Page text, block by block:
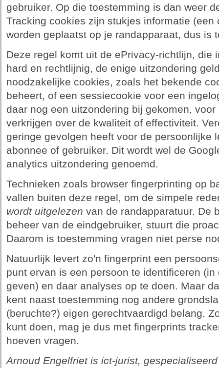
gebruiker. Op die toestemming is dan weer
Tracking cookies zijn stukjes informatie
worden geplaatst op je randapparaat, dus is
Deze regel komt uit de ePrivacy-richtlijn, die
hard en rechtlijnig, de enige uitzondering
noodzakelijke cookies, zoals het bekende
beheert, of een sessiecookie voor een
daar nog een uitzondering bij gekomen,
verkrijgen over de kwaliteit of effectiviteit.
geringe gevolgen heeft voor de persoonlijke
abonnee of gebruiker. Dit wordt wel de
analytics uitzondering genoemd.
Technieken zoals browser fingerprinting op
vallen buiten deze regel, om de simpele
wordt uitgelezen van de randapparatuur. De
beheer van de eindgebruiker, stuurt die
Daarom is toestemming vragen niet perse
Natuurlijk levert zo'n fingerprint een
punt ervan is een persoon te identificeren
geven) en daar analyses op te doen. Maar
kent naast toestemming nog andere
(beruchte?) eigen gerechtvaardigd belang.
kunt doen, mag je dus met fingerprints
hoeven vragen.
Arnoud Engelfriet is ict-jurist,